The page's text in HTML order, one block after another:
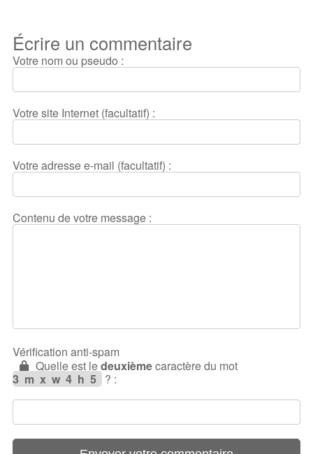
Écrire un commentaire
Votre nom ou pseudo :
Votre site Internet (facultatif) :
Votre adresse e-mail (facultatif) :
Contenu de votre message :
Vérification anti-spam
Quelle est ledeuxièmecaractère du mot
3mxw4h5 ? :